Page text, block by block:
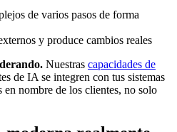
de varios pasos de forma
y produce cambios reales
Nuestras capacidades de
de IA se integren con tus sistemas
nombre de los clientes, no solo